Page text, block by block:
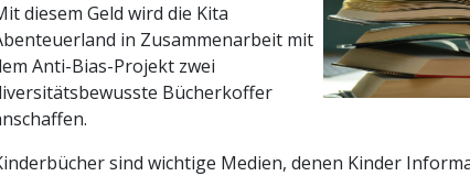
diesem Geld wird die Kita
in Zusammenarbeit mit
Anti-Bias-Projekt zwei
Bücherkoffer
sind wichtige Medien, denen Kinder